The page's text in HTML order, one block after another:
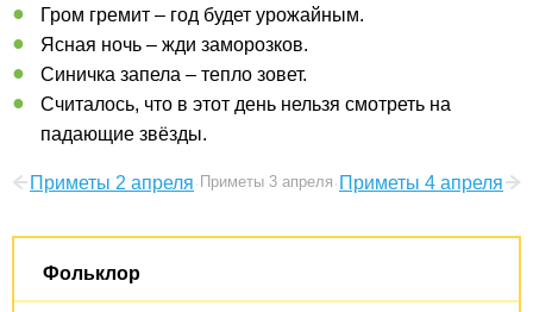
Гром гремит – год будет урожайным.
Ясная ночь – жди заморозков.
Синичка запела – тепло зовет.
Считалось, что в этот день нельзя смотреть на
падающие звёзды.
Приметы 2 апреля Приметы 3 апреля Приметы 4 апреля
Фольклор